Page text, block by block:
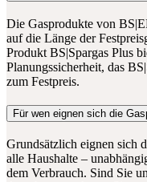
Die Gasprodukte von
auf die Länge der
Produkt BS|Spargas Plus
Planungssicherheit, das
zum Festpreis.
Für wen eignen sich die
Grundsätzlich eignen sich
alle Haushalte –
dem Verbrauch. Sind Sie